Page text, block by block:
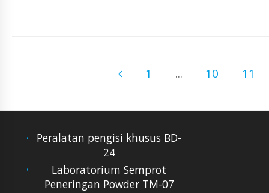
1 ... 10 11
Peralatan pengisi khusus BD-
24
Laboratorium Semprot
Peneringan Powder TM-07